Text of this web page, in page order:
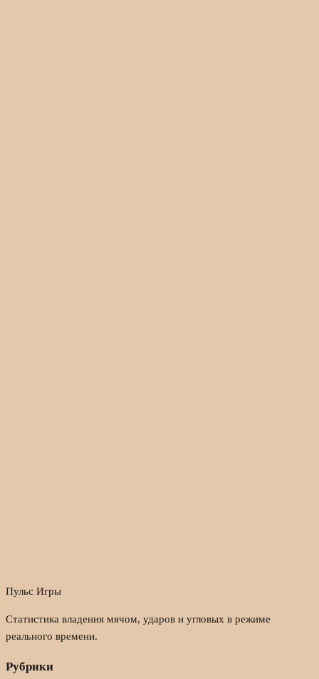
Пульс Игры
Статистика владения мячом, ударов и угловых в режиме
реального времени.
Рубрики